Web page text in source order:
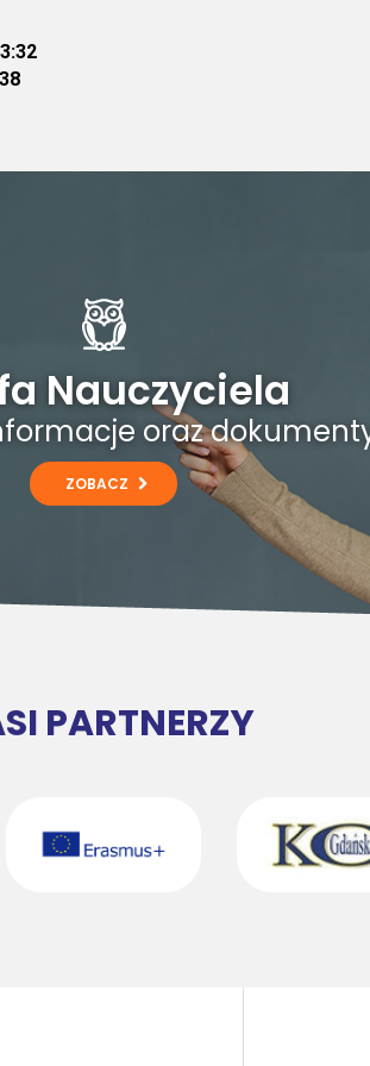
Nauczyciela
oraz
ZOBACZ
PARTNERZY